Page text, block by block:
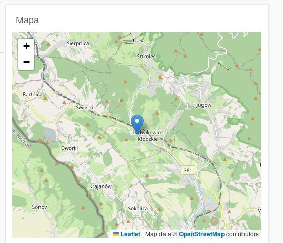
Mapa
+
−
Leaflet | Map data ©OpenStreetMapcontributors